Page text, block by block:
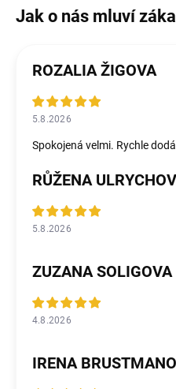
ROZALIA ŽIGOVA
5.8.2026
Spokojená velmi. Rychle
RŮŽENA
5.8.2026
ZUZANA SOLIGOVA
4.8.2026
IRENA